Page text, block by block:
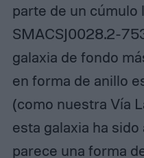
parte de un cúmulo
SMACSJ0028.2-
galaxia de fondo
en forma de anillo
(como nuestra Vía
esta galaxia ha
parece una forma